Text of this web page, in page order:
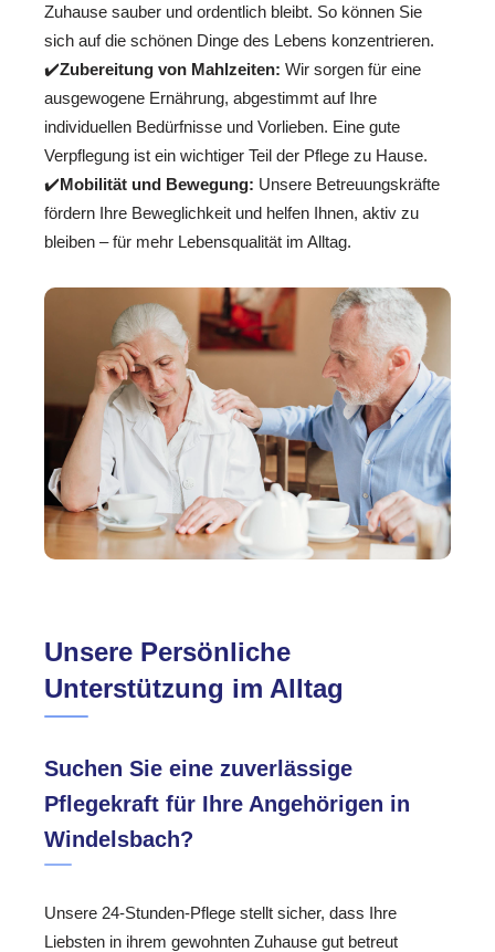
Zuhause sauber und ordentlich bleibt. So können Sie
sich auf die schönen Dinge des Lebens konzentrieren.
✔️Zubereitung von Mahlzeiten: Wir sorgen für eine
ausgewogene Ernährung, abgestimmt auf Ihre
individuellen Bedürfnisse und Vorlieben. Eine gute
Verpflegung ist ein wichtiger Teil der Pflege zu Hause.
✔️Mobilität und Bewegung: Unsere Betreuungskräfte
fördern Ihre Beweglichkeit und helfen Ihnen, aktiv zu
bleiben – für mehr Lebensqualität im Alltag.
Unsere Persönliche
Unterstützung im Alltag
Suchen Sie eine zuverlässige
Pflegekraft für Ihre Angehörigen in
Windelsbach?
Unsere 24-Stunden-Pflege stellt sicher, dass Ihre
Liebsten in ihrem gewohnten Zuhause gut betreut